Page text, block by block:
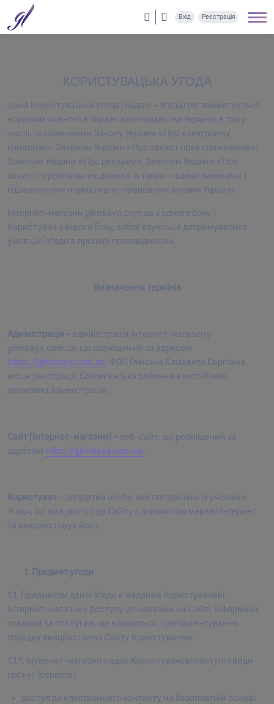
Вхід Реєстрація
КОРИСТУВАЦЬКА УГОДА
Дана Користувацька угода (надалі – Угода) регламентується
нормами чинного в Україні законодавства України, в тому
числі, положеннями Закону України «Про електронну
комерцію», Законом України «Про захист прав споживачів»,
Законом України «Про рекламу», Законом України «Про
захист персональних даних», а також іншими законами і
підзаконними нормативно-правовими актами України.
Інтернет-магазин glinskaya.com.ua з одного боку, і
Користувач з іншого боку, зобов'язуються дотримуватися
умов цієї Угоди в процесі правовідносин.
Визначення термінів
Адміністрація – адміністрація інтернет-магазину
glinskaya.com.ua, що розміщений за адресою
https://glinskaya.com.ua, ФОП Глінська Єлізавета Сергіївна,
місце реєстрації: Солом'янська районна в місті Києві
державна адміністрація.
Сайт (Інтернет-магазин) – веб-сайт, що розміщений за
адресою https://glinskaya.com.ua.
Користувач – дієздатна особа, яка погодилась із умовами
Угоди, що має доступ до Сайту з допомогою мережі Інтернет
та використовує його.
Предмет угоди
1.1. Предметом даної Угоди є надання Користувачеві
Інтернет-магазину доступу до наявним на Сайті інформації,
товарам та послугам, що надаються, і регламентування
порядку використання Сайту Користувачем.
1.1.1. Інтернет-магазин надає Користувачеві наступні види
послуг (сервісів):
доступ до електронного контенту на безоплатній основі